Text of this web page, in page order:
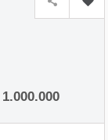
1.000.000